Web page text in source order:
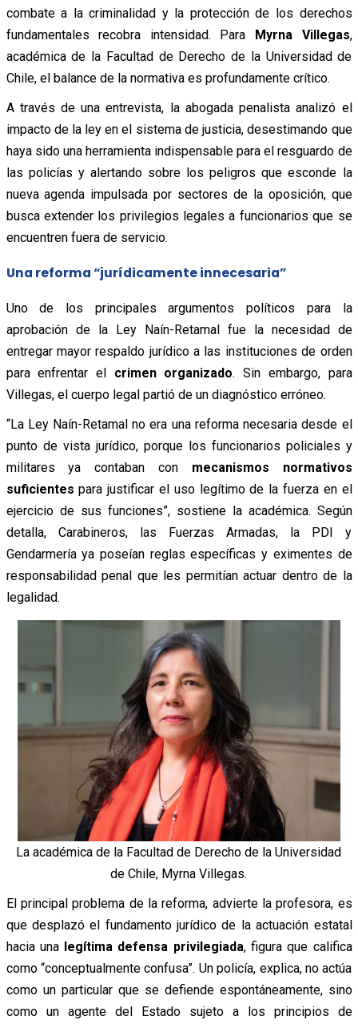
combate a la criminalidad y la protección de los derechos
fundamentales recobra intensidad. Para Myrna Villegas,
académica de la Facultad de Derecho de la Universidad de
Chile, el balance de la normativa es profundamente crítico.
A través de una entrevista, la abogada penalista analizó el
impacto de la ley en el sistema de justicia, desestimando que
haya sido una herramienta indispensable para el resguardo de
las policías y alertando sobre los peligros que esconde la
nueva agenda impulsada por sectores de la oposición, que
busca extender los privilegios legales a funcionarios que se
encuentren fuera de servicio.
Una reforma “jurídicamente innecesaria”
Uno de los principales argumentos políticos para la
aprobación de la Ley Naín-Retamal fue la necesidad de
entregar mayor respaldo jurídico a las instituciones de orden
para enfrentar el crimen organizado. Sin embargo, para
Villegas, el cuerpo legal partió de un diagnóstico erróneo.
“La Ley Naín-Retamal no era una reforma necesaria desde el
punto de vista jurídico, porque los funcionarios policiales y
militares ya contaban con mecanismos normativos
suficientes para justificar el uso legítimo de la fuerza en el
ejercicio de sus funciones”, sostiene la académica. Según
detalla, Carabineros, las Fuerzas Armadas, la PDI y
Gendarmería ya poseían reglas específicas y eximentes de
responsabilidad penal que les permitían actuar dentro de la
legalidad.
La académica de la Facultad de Derecho de la Universidad
de Chile, Myrna Villegas.
El principal problema de la reforma, advierte la profesora, es
que desplazó el fundamento jurídico de la actuación estatal
hacia una legítima defensa privilegiada, figura que califica
como “conceptualmente confusa”. Un policía, explica, no actúa
como un particular que se defiende espontáneamente, sino
como un agente del Estado sujeto a los principios de